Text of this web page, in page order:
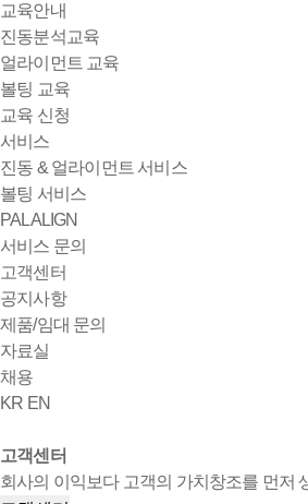
교육안내
진동분석교육
얼라이먼트 교육
볼팅 교육
교육 신청
서비스
진동 & 얼라이먼트 서비스
볼팅 서비스
PALALIGN
서비스 문의
고객센터
공지사항
제품/임대 문의
자료실
채용
KR EN
고객센터
회사의 이익보다 고객의 가치창조를 먼저